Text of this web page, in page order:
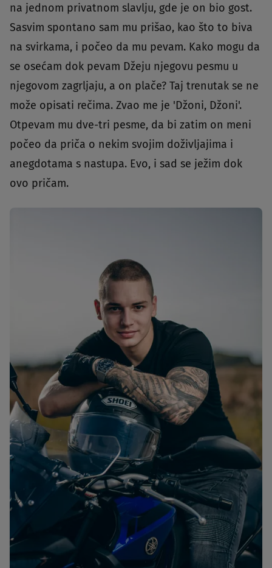
na jednom privatnom slavlju, gde je on bio gost.
Sasvim spontano sam mu prišao, kao što to biva
na svirkama, i počeo da mu pevam. Kako mogu da
se osećam dok pevam Džeju njegovu pesmu u
njegovom zagrljaju, a on plače? Taj trenutak se ne
može opisati rečima. Zvao me je 'Džoni, Džoni'.
Otpevam mu dve-tri pesme, da bi zatim on meni
počeo da priča o nekim svojim doživljajima i
anegdotama s nastupa. Evo, i sad se ježim dok
ovo pričam.